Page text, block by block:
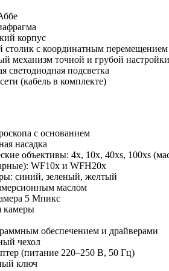
корпус
столик с координатным перемещением
механизм точной и грубой настройки
светодиодная подсветка
(кабель в комплекте)
с основанием
насадка
объективы: 4x, 10x, 40xs, 100xs
WF10x и WFH20x
синий, зеленый, желтый
маслом
5 Мпикс
камеры
обеспечением и драйверами
чехол
(питание 220–250 В, 50 Гц)
ключ